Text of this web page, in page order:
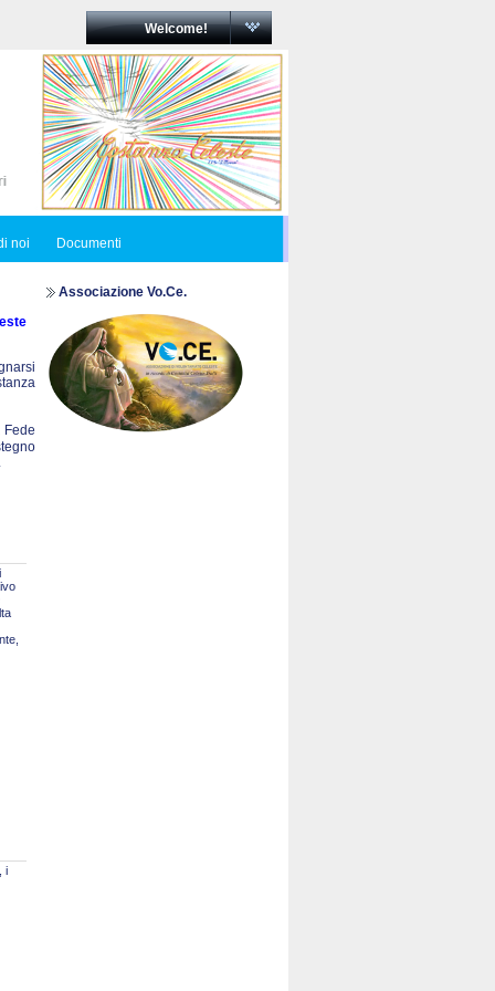
Welcome!
noi Documenti
i
Associazione Vo.Ce.